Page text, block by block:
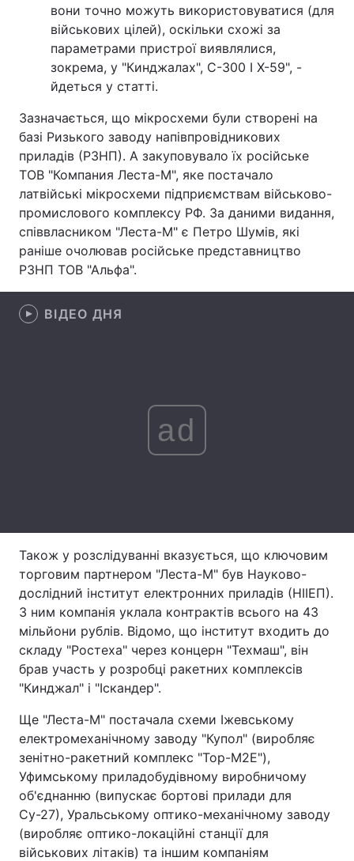
Здоров'я Туризм
Цікавинки Погода
Екологія
Лонгріди
Відео з Youtube
Інтерв'ю Думки
Архів Вакансії
Контакти
Послуги
вони точно можуть використовуватися (для
військових цілей), оскільки схожі за
параметрами пристрої виявлялися,
зокрема, у "Кинджалах", С-300 І X-59", -
йдеться у статті.
Зазначається, що мікросхеми були створені на
базі Ризького заводу напівпровідникових
приладів (РЗНП). А закуповувало їх російське
ТОВ "Компания Леста-М", яке постачало
латвійські мікросхеми підприємствам військово-
промислового комплексу РФ. За даними видання,
співвласником "Леста-М" є Петро Шумів, які
раніше очолював російське представництво
РЗНП ТОВ "Альфа".
ВІДЕО ДНЯ
ad
Також у розслідуванні вказується, що ключовим
торговим партнером "Леста-М" був Науково-
дослідний інститут електронних приладів (НІІЕП).
З ним компанія уклала контрактів всього на 43
мільйони рублів. Відомо, що інститут входить до
складу "Ростеха" через концерн "Техмаш", він
брав участь у розробці ракетних комплексів
"Кинджал" і "Іскандер".
Ще "Леста-М" постачала схеми Іжевському
електромеханічному заводу "Купол" (виробляє
зенітно-ракетний комплекс "Тор-М2Е"),
Уфимському приладобудівному виробничому
об'єднанню (випускає бортові прилади для
Су-27), Уральському оптико-механічному заводу
(виробляє оптико-локаційні станції для
військових літаків) та іншим компаніям